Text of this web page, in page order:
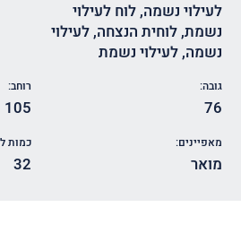
לעילוי נשמה, לוח לעילוי
נשמת, לוחית הנצחה, לעילוי
נשמה, לעילוי נשמת
גובה:
76
רוחב:
105
מאפיינים:
מואר
כמות
32